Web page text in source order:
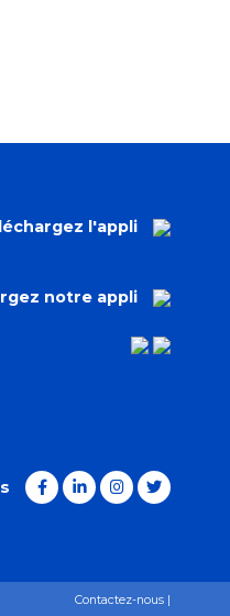
l'appli
notre appli
Contactez-nous |